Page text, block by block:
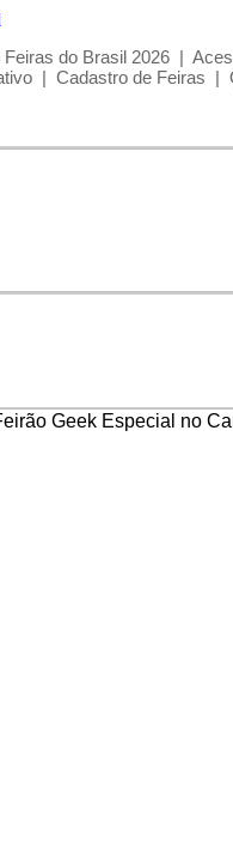
do Brasil 2026 |
| Cadastro de Feiras |